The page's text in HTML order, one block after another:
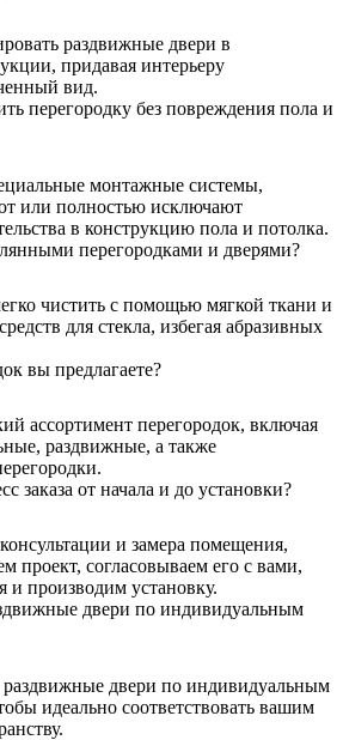
раздвижные двери в
придавая интерьеру
вид.
перегородку без повреждения пола и
монтажные системы,
или полностью исключают
в конструкцию пола и потолка.
перегородками и дверями?
чистить с помощью мягкой ткани и
для стекла, избегая абразивных
вы предлагаете?
ассортимент перегородок, включая
раздвижные, а также
заказа от начала и до установки?
и замера помещения,
проект, согласовываем его с вами,
и производим установку.
двери по индивидуальным
двери по индивидуальным
идеально соответствовать вашим